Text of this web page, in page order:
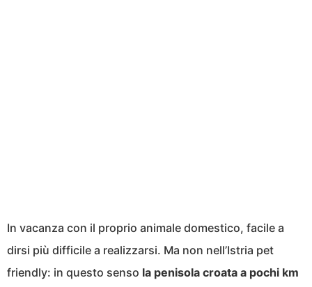
In vacanza con il proprio animale domestico, facile a
dirsi più difficile a realizzarsi. Ma non nell’Istria pet
friendly: in questo senso la penisola croata a pochi km